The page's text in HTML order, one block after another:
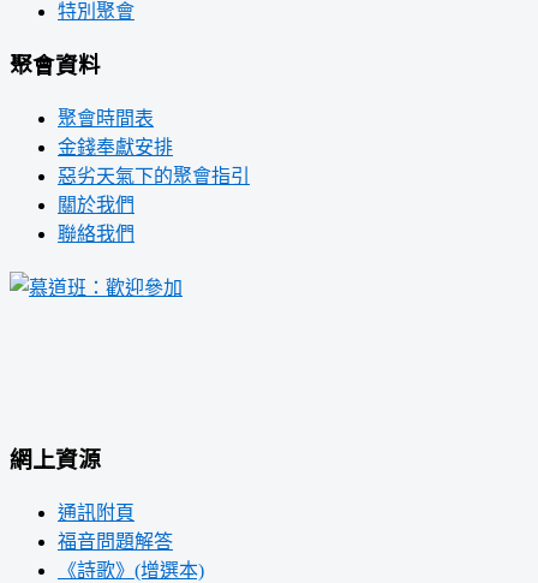
特別聚會
聚會資料
聚會時間表
金錢奉獻安排
惡劣天氣下的聚會指引
關於我們
聯絡我們
網上資源
通訊附頁
福音問題解答
《詩歌》(增選本)